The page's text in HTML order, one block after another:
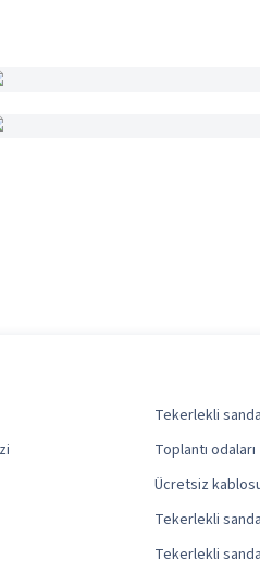
Tekerlekli
Toplantı odaları
Ücretsiz
Tekerlekli
Tekerlekli